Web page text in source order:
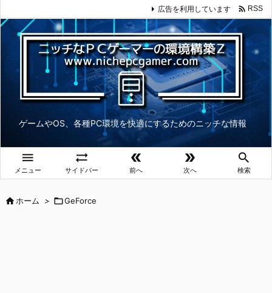
ゲームやOS、各種PC環境を快適にするためのニッチな情報

メニュー

サイドバー

前へ

次へ

検索
広告を利用しています  RSS
ホーム > GeForce